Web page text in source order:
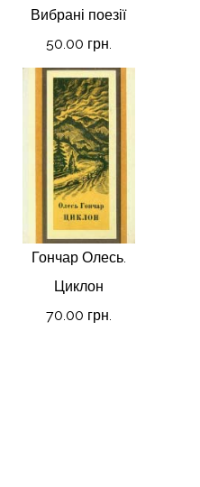
Вибрані поезії
50.00 грн.
Гончар Олесь.
Циклон
70.00 грн.